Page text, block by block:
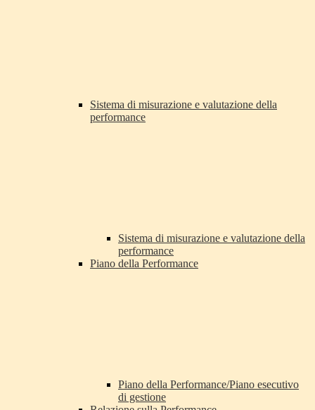
Sistema di misurazione e valutazione della
performance
Sistema di misurazione e valutazione della
performance
Piano della Performance
Piano della Performance/Piano esecutivo
di gestione